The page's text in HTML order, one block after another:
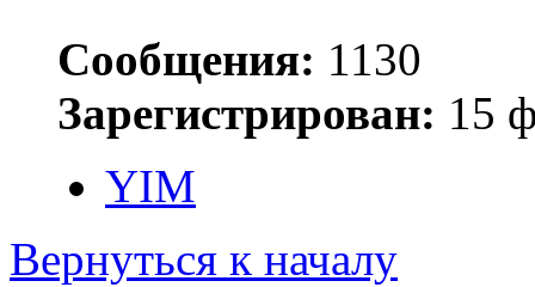
Сообщения: 1130
Зарегистрирован: 15
YIM
Вернуться к началу